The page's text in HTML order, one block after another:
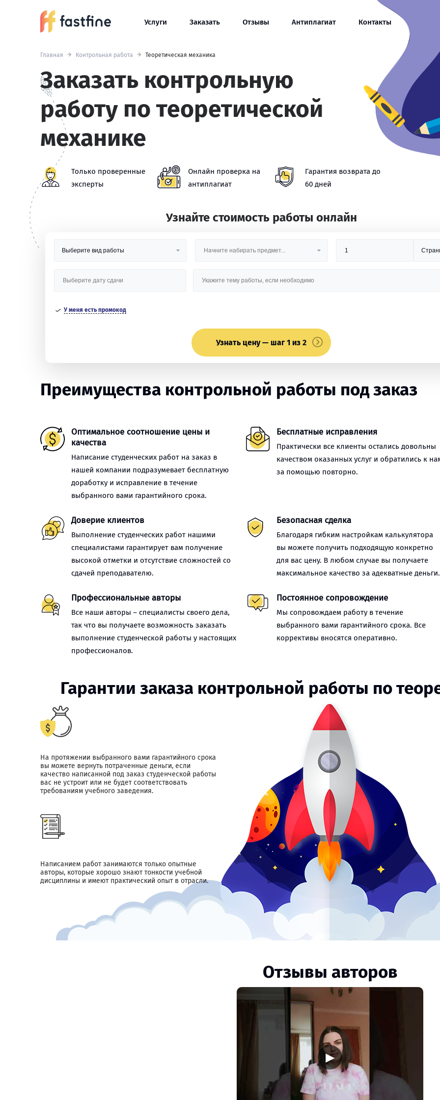
Услуги Заказать Отзывы Антиплагиат Контакты
Главная Контрольная работа Теоретическая механика
Заказать контрольную
работу по теоретической
механике
Только проверенные
эксперты
Онлайн проверка на
антиплагиат
Гарантия возврата до
60 дней
Узнайте стоимость работы онлайн
У меня есть промокод
Узнать цену — шаг 1 из 2
Преимущества контрольной работы под заказ
Оптимальное соотношение цены и
качества
Написание студенческих работ на заказ в
нашей компании подразумевает бесплатную
доработку и исправление в течение
выбранного вами гарантийного срока.
Бесплатные исправления
Практически все клиенты остались довольны
качеством оказанных услуг и обратились к
за помощью повторно.
Доверие клиентов
Выполнение студенческих работ нашими
специалистами гарантирует вам получение
высокой отметки и отсутствие сложностей со
сдачей преподавателю.
Безопасная сделка
Благодаря гибким настройкам калькулятора
вы можете получить подходящую конкретно
для вас цену. В любом случае вы получаете
максимальное качество за адекватные деньги.
Профессиональные авторы
Все наши авторы – специалисты своего дела,
так что вы получаете возможность заказать
выполнение студенческой работы у настоящих
профессионалов.
Постоянное сопровождение
Мы сопровождаем работу в течение
выбранного вами гарантийного срока. Все
коррективы вносятся оперативно.
Гарантии заказа контрольной работы по
На протяжении выбранного вами гарантийного срока
вы можете вернуть потраченные деньги, если
качество написанной под заказ студенческой работы
вас не устроит или не будет соответствовать
требованиям учебного заведения.
Написанием работ занимаются только опытные
авторы, которые хорошо знают тонкости учебной
дисциплины и имеют практический опыт в отрасли.
Отзывы авторов
▶